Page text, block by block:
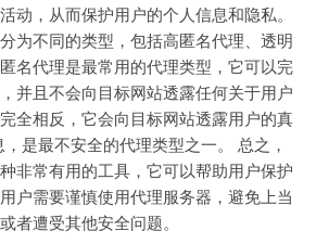
动，从而保护用户的个人信息和隐私。
为不同的类型，包括高匿名代理、透明
名代理是最常用的代理类型，它可以完
并且不会向目标网站透露任何关于用户
全相反，它会向目标网站透露用户的真
是最不安全的代理类型之一。 总之，
非常有用的工具，它可以帮助用户保护
户需要谨慎使用代理服务器，避免上当
者遭受其他安全问题。